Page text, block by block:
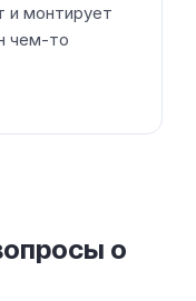
и монтирует
чем-то
о